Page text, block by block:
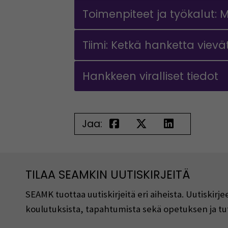
Toimenpiteet ja työkalut:
Tiimi: Ketkä hanketta
Hankkeen viralliset tiedot
Jaa:
TILAA SEAMKIN UUTISKIRJEITÄ
SEAMK tuottaa uutiskirjeitä eri aiheista.
koulutuksista, tapahtumista sekä opetuksen ja